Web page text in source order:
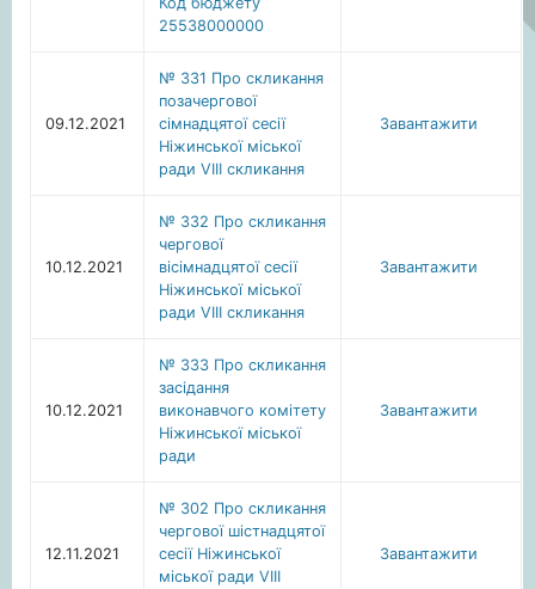
25538000000
09.12.2021
№ 331 Про скликання
позачергової
сімнадцятої сесії
Ніжинської міської
ради VIIІ скликання
Завантажити
10.12.2021
№ 332 Про скликання
чергової
вісімнадцятої сесії
Ніжинської міської
ради VIIІ скликання
Завантажити
10.12.2021
№ 333 Про скликання
засідання
виконавчого комітету
Ніжинської міської
ради
Завантажити
12.11.2021
№ 302 Про скликання
чергової шістнадцятої
сесії Ніжинської
міської ради VIIІ
Завантажити